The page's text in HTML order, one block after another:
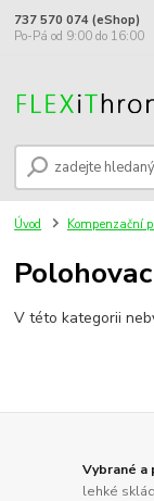
737 570 074 (eShop)
Po-Pá od 9:00 do 16:00
Úvod Kompenzační
V této kategorii
Vybrané a
lehké